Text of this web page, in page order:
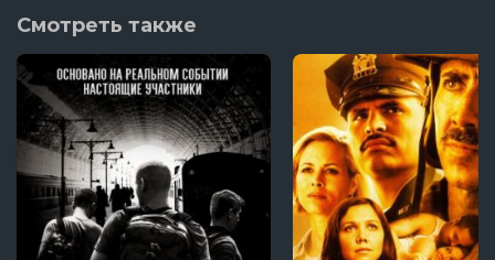
Смотреть также